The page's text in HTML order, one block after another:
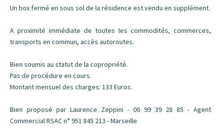
Un box fermé en sous sol de la résidence est vendu en supplément.
A proximité immédiate de toutes les commodités, commerces,
transports en commun, accès autoroutes.
Bien soumis au statut de la copropriété.
Pas de procédure en cours.
Montant mensuel des charges: 133 Euros.
Bien proposé par Laurence Zeppini - 06 99 39 28 85 - Agent
Commercial RSAC n° 951 845 213 - Marseille